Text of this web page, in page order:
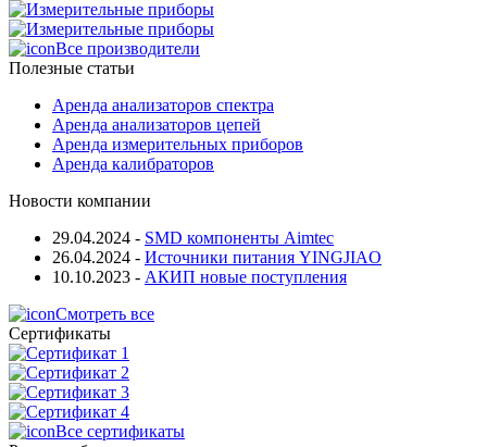
Все производители
Полезные статьи
Аренда анализаторов спектра
Аренда анализаторов цепей
Аренда измерительных приборов
Аренда калибраторов
Новости компании
29.04.2024 - SMD компоненты Aimtec
26.04.2024 - Источники питания YINGJIAO
10.10.2023 - АКИП новые поступления
Смотреть все
Сертификаты
Все сертификаты